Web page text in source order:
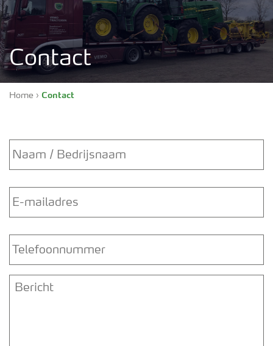
Contact
Home › Contact
Naam
/
Bedrijfsnaam *
E-
mailadres *
Telefoonnummer
Bericht